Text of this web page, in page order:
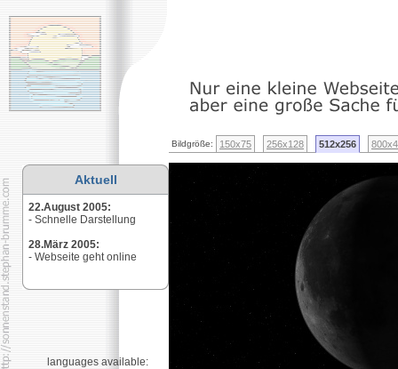
Aktuell
22.August 2005:
- Schnelle Darstellung
28.März 2005:
- Webseite geht online
languages available:
Bildgröße: 150x75 256x128 512x256